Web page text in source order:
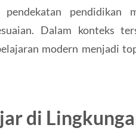
pendidikan
Dalam konteks
modern menjadi
di